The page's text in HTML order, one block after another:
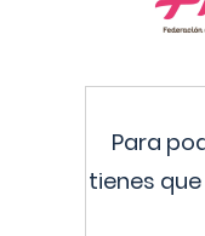
Para
tienes que